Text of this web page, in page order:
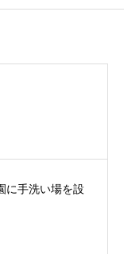
に手洗い場を設